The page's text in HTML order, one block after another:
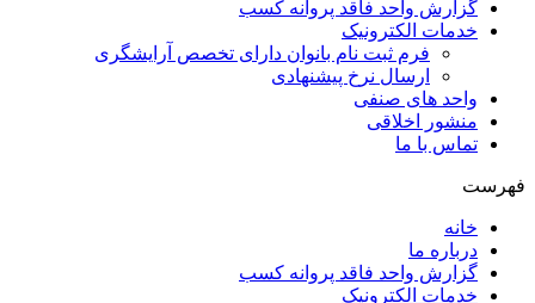
گزارش واحد فاقد پروانه کسب
خدمات الکترونیک
فرم ثبت نام بانوان دارای تخصص آرایشگری
ارسال نرخ پیشنهادی
واحد های صنفی
منشور اخلاقی
تماس با ما
فهرست
خانه
درباره ما
گزارش واحد فاقد پروانه کسب
خدمات الکترونیک